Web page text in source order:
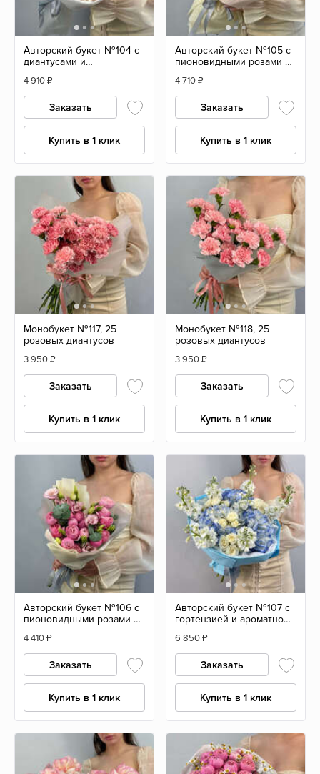
Авторский букет №104 с
диантусами и
4 910₽
Заказать
Купить в 1 клик
Авторский букет №105 с
пионовидными розами и
4 710₽
Заказать
Купить в 1 клик
Монобукет №117, 25
розовых диантусов
3 950₽
Заказать
Купить в 1 клик
Монобукет №118, 25
розовых диантусов
3 950₽
Заказать
Купить в 1 клик
Авторский букет №106 с
пионовидными розами и
4 410₽
Заказать
Купить в 1 клик
Авторский букет №107 с
гортензией и ароматной
6 850₽
Заказать
Купить в 1 клик